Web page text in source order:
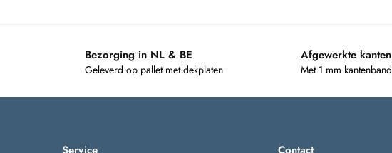
Bezorging in NL & BE
Geleverd op pallet met dekplaten
Afgewerkte kanten
Met 1 mm kantenband
Service Contact